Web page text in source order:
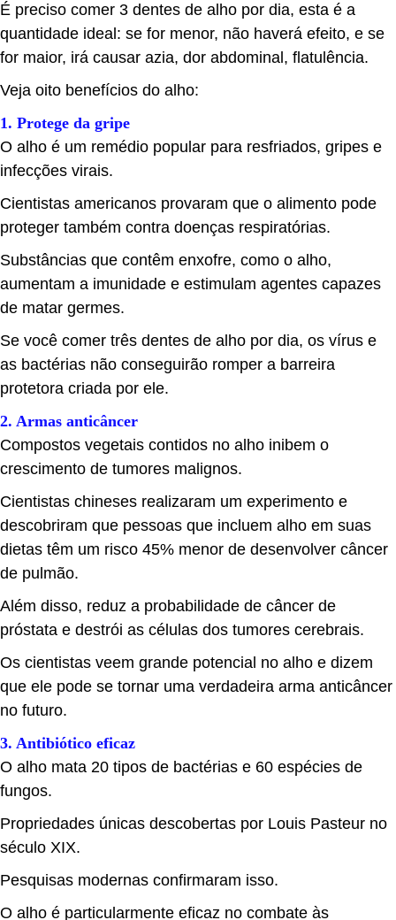
É preciso comer 3 dentes de alho por dia, esta é a
quantidade ideal: se for menor, não haverá efeito, e se
for maior, irá causar azia, dor abdominal, flatulência.
Veja oito benefícios do alho:
1. Protege da gripe
O alho é um remédio popular para resfriados, gripes e
infecções virais.
Cientistas americanos provaram que o alimento pode
proteger também contra doenças respiratórias.
Substâncias que contêm enxofre, como o alho,
aumentam a imunidade e estimulam agentes capazes
de matar germes.
Se você comer três dentes de alho por dia, os vírus e
as bactérias não conseguirão romper a barreira
protetora criada por ele.
2. Armas anticâncer
Compostos vegetais contidos no alho inibem o
crescimento de tumores malignos.
Cientistas chineses realizaram um experimento e
descobriram que pessoas que incluem alho em suas
dietas têm um risco 45% menor de desenvolver câncer
de pulmão.
Além disso, reduz a probabilidade de câncer de
próstata e destrói as células dos tumores cerebrais.
Os cientistas veem grande potencial no alho e dizem
que ele pode se tornar uma verdadeira arma anticâncer
no futuro.
3. Antibiótico eficaz
O alho mata 20 tipos de bactérias e 60 espécies de
fungos.
Propriedades únicas descobertas por Louis Pasteur no
século XIX.
Pesquisas modernas confirmaram isso.
O alho é particularmente eficaz no combate às